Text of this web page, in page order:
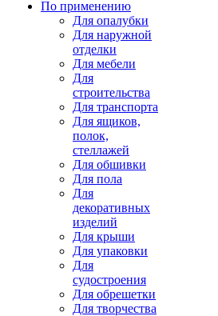
По применению
Для опалубки
Для наружной
отделки
Для мебели
Для
строительства
Для транспорта
Для ящиков,
полок,
стеллажей
Для обшивки
Для пола
Для
декоративных
изделий
Для крыши
Для упаковки
Для
судостроения
Для обрешетки
Для творчества